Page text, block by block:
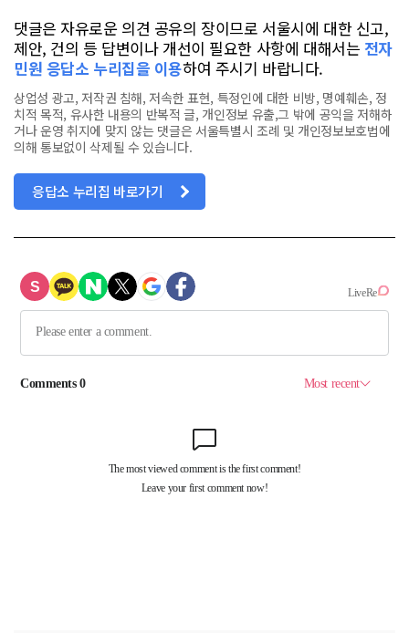
댓글은 자유로운 의견 공유의 장이므로 서울시에 대한 신고,
제안, 건의 등 답변이나 개선이 필요한 사항에 대해서는 전자
민원 응답소 누리집을 이용하여 주시기 바랍니다.
상업성 광고, 저작권 침해, 저속한 표현, 특정인에 대한 비방, 명예훼손, 정
치적 목적, 유사한 내용의 반복적 글, 개인정보 유출,그 밖에 공익을 저해하
거나 운영 취지에 맞지 않는 댓글은 서울특별시 조례 및 개인정보보호법에
의해 통보없이 삭제될 수 있습니다.
응답소 누리집 바로가기